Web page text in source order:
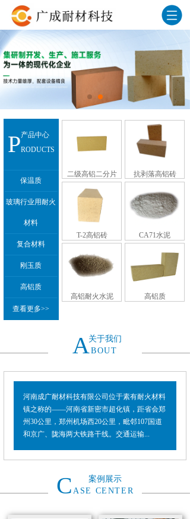
产品中心
PRODUCTS
保温质
玻璃行业用耐火
材料
复合材料
刚玉质
高铝质
查看更多>>
二级高铝二分片 抗剥落高铝砖
T-2高铝砖 CA71水泥
高铝耐火水泥 高铝质
关于我们
ABOUT
河南成广耐材科技有限公司位于素有耐火材料
镇之称的——河南省新密市超化镇，距省会郑
州30公里，郑州机场西20公里，毗邻107国道
和京广、陇海两大铁路干线。交通运输...
案例展示
CASE CENTER